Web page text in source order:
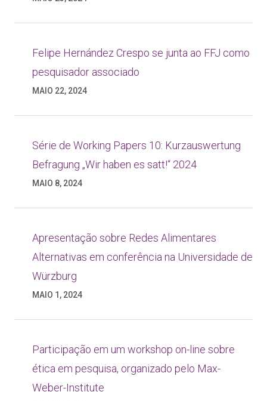
Felipe Hernández Crespo se junta ao FFJ como
pesquisador associado
MAIO 22, 2024
Série de Working Papers 10: Kurzauswertung
Befragung „Wir haben es satt!“ 2024
MAIO 8, 2024
Apresentação sobre Redes Alimentares
Alternativas em conferência na Universidade de
Würzburg
MAIO 1, 2024
Participação em um workshop on-line sobre
ética em pesquisa, organizado pelo Max-
Weber-Institute